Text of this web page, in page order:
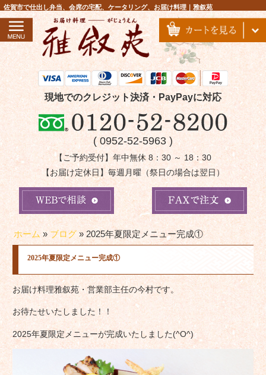
コ
ン
ツ
へ
ス
キ
プ
佐賀市で仕出し弁当、会席の宅配、ケータリング、お届け料理｜雅叙苑
現地でのクレジット決済・PayPayに対応
( 0952-52-5963 )
【ご予約受付】年中無休 8：30 ～ 18：30
【お届け定休日】毎週月曜（祭日の場合は翌日）
ホーム» ブログ» 2025年夏限定メニュー完成①
2025年夏限定メニュー完成①
お届け料理雅叙苑・営業部主任の今村です。
お待たせいたしました！！
2025年夏限定メニューが完成いたしました(^O^)